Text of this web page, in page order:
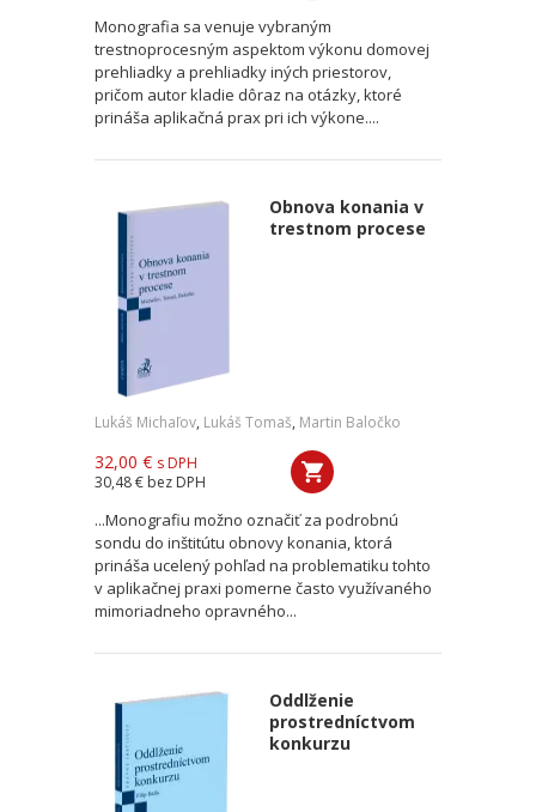
Monografia sa venuje vybraným
trestnoprocesným aspektom výkonu domovej
prehliadky a prehliadky iných priestorov,
pričom autor kladie dôraz na otázky, ktoré
prináša aplikačná prax pri ich výkone....
Obnova konania v
trestnom procese
Lukáš Michaľov, Lukáš Tomaš, Martin Baločko
32,00 € s DPH
30,48 € bez DPH
...Monografiu možno označiť za podrobnú
sondu do inštitútu obnovy konania, ktorá
prináša ucelený pohľad na problematiku tohto
v aplikačnej praxi pomerne často využívaného
mimoriadneho opravného...
Oddlženie
prostredníctvom
konkurzu